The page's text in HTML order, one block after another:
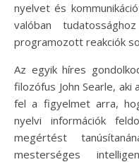
nyelvet és
valóban
programozott reakciók
Az egyik híres
filozófus John Searle, aki
fel a figyelmet arra,
nyelvi információk
megértést
mesterséges